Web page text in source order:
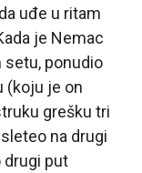
uđe u ritam
je Nemac
setu, ponudio
(koju je on
grešku tri
na drugi
drugi put